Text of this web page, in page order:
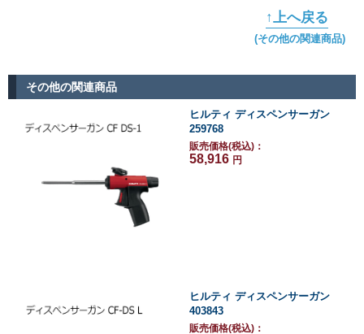
↑上へ戻る
(その他の関連商品)
その他の関連商品
ヒルティ ディスペンサーガン
259768
販売価格(税込)：
58,916 円
ヒルティ ディスペンサーガン
403843
販売価格(税込)：